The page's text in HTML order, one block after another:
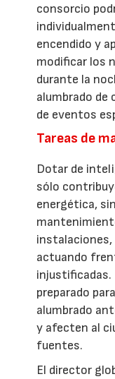
consorcio
encendido y
modificar los
durante la
alumbrado de
de eventos
Tareas de
Dotar de
sólo
energética,
actuando
injustificadas.
preparado
alumbrado
y afecten al
fuentes.
El director